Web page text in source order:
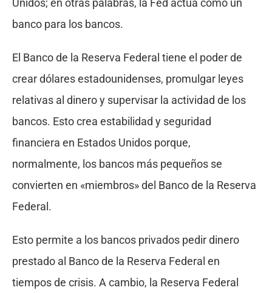
Unidos; en otras palabras, la Fed actúa como un
banco para los bancos.
El Banco de la Reserva Federal tiene el poder de
crear dólares estadounidenses, promulgar leyes
relativas al dinero y supervisar la actividad de los
bancos. Esto crea estabilidad y seguridad
financiera en Estados Unidos porque,
normalmente, los bancos más pequeños se
convierten en «miembros» del Banco de la Reserva
Federal.
Esto permite a los bancos privados pedir dinero
prestado al Banco de la Reserva Federal en
tiempos de crisis. A cambio, la Reserva Federal